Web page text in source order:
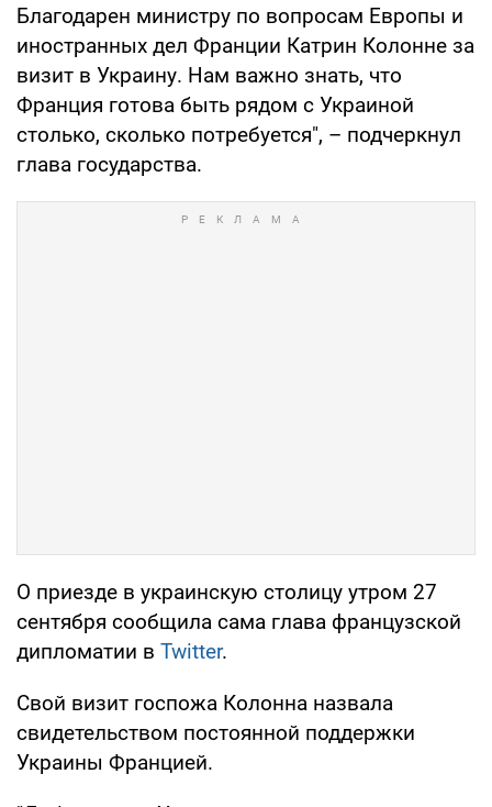
Благодарен министру по вопросам Европы и
иностранных дел Франции Катрин Колонне за
визит в Украину. Нам важно знать, что
Франция готова быть рядом с Украиной
столько, сколько потребуется", – подчеркнул
глава государства.
О приезде в украинскую столицу утром 27
сентября сообщила сама глава французской
дипломатии в Twitter.
Свой визит госпожа Колонна назвала
свидетельством постоянной поддержки
Украины Францией.